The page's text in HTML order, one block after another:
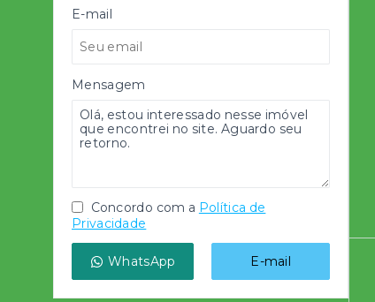
E-mail
Mensagem
Concordo com a Política de
Privacidade
WhatsApp E-mail